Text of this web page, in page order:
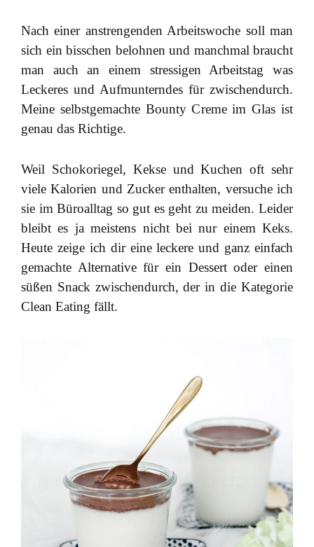
Nach einer anstrengenden Arbeitswoche soll man
sich ein bisschen belohnen und manchmal braucht
man auch an einem stressigen Arbeitstag was
Leckeres und Aufmunterndes für zwischendurch.
Meine selbstgemachte Bounty Creme im Glas ist
genau das Richtige.
Weil Schokoriegel, Kekse und Kuchen oft sehr
viele Kalorien und Zucker enthalten, versuche ich
sie im Büroalltag so gut es geht zu meiden. Leider
bleibt es ja meistens nicht bei nur einem Keks.
Heute zeige ich dir eine leckere und ganz einfach
gemachte Alternative für ein Dessert oder einen
süßen Snack zwischendurch, der in die Kategorie
Clean Eating fällt.